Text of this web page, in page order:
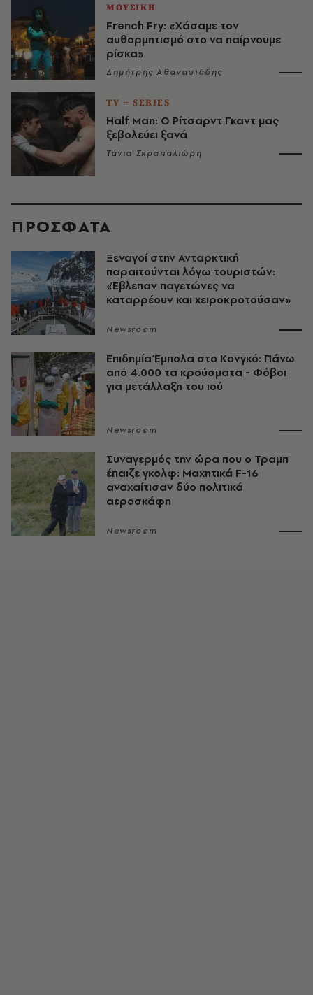
ΜΟΥΣΙΚΗ
French Fry: «Χάσαμε τον
αυθορμητισμό στο να παίρνουμε
ρίσκα»
Δημήτρης Αθανασιάδης
TV + SERIES
Half Man: Ο Ρίτσαρντ Γκαντ μας
ξεβολεύει ξανά
Τάνια Σκραπαλιώρη
ΠΡΟΣΦΑΤΑ
Ξεναγοί στην Ανταρκτική
παραιτούνται λόγω τουριστών:
«Έβλεπαν παγετώνες να
καταρρέουν και χειροκροτούσαν»
Newsroom
Επιδημία Έμπολα στο Κονγκό: Πάνω
από 4.000 τα κρούσματα - Φόβοι
για μετάλλαξη του ιού
Newsroom
Συναγερμός την ώρα που ο Τραμπ
έπαιζε γκολφ: Μαχητικά F-16
αναχαίτισαν δύο πολιτικά
αεροσκάφη
Newsroom